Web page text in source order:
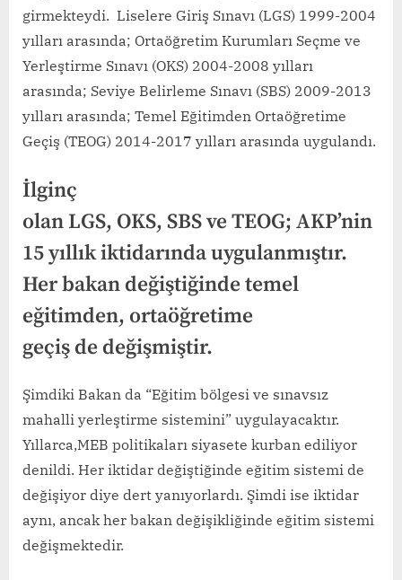
girmekteydi. Liselere Giriş Sınavı (LGS) 1999-2004
yılları arasında; Ortaöğretim Kurumları Seçme ve
Yerleştirme Sınavı (OKS) 2004-2008 yılları
arasında; Seviye Belirleme Sınavı (SBS) 2009-2013
yılları arasında; Temel Eğitimden Ortaöğretime
Geçiş (TEOG) 2014-2017 yılları arasında uygulandı.
İlginç
olan LGS, OKS, SBS ve TEOG; AKP’nin
15 yıllık iktidarında uygulanmıştır.
Her bakan değiştiğinde temel
eğitimden, ortaöğretime
geçiş de değişmiştir.
Şimdiki Bakan da “Eğitim bölgesi ve sınavsız
mahalli yerleştirme sistemini” uygulayacaktır.
Yıllarca,MEB politikaları siyasete kurban ediliyor
denildi. Her iktidar değiştiğinde eğitim sistemi de
değişiyor diye dert yanıyorlardı. Şimdi ise iktidar
aynı, ancak her bakan değişikliğinde eğitim sistemi
değişmektedir.